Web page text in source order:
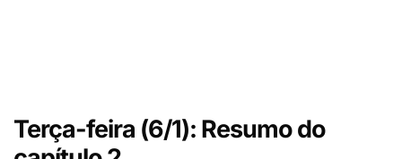
Terça-feira (6/1): Resumo do